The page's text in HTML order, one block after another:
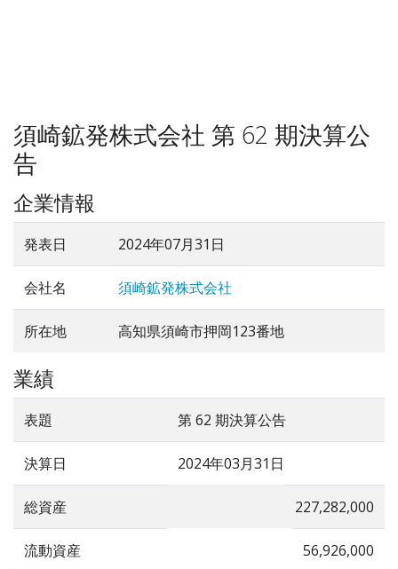
須崎鉱発株式会社 第 62 期決算公
告
企業情報
発表日 2024年07月31日
会社名 須崎鉱発株式会社
所在地 高知県須崎市押岡123番地
業績
表題 第 62 期決算公告
決算日 2024年03月31日
総資産 227,282,000
流動資産 56,926,000